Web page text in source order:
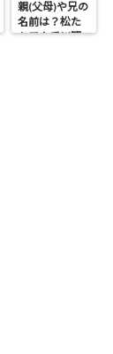
親(父母)や兄の
名前は？松た
か子や香川照